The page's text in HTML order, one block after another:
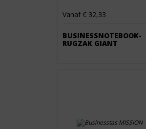
Vanaf € 32,33
BUSINESSNOTEBOOK-
RUGZAK GIANT